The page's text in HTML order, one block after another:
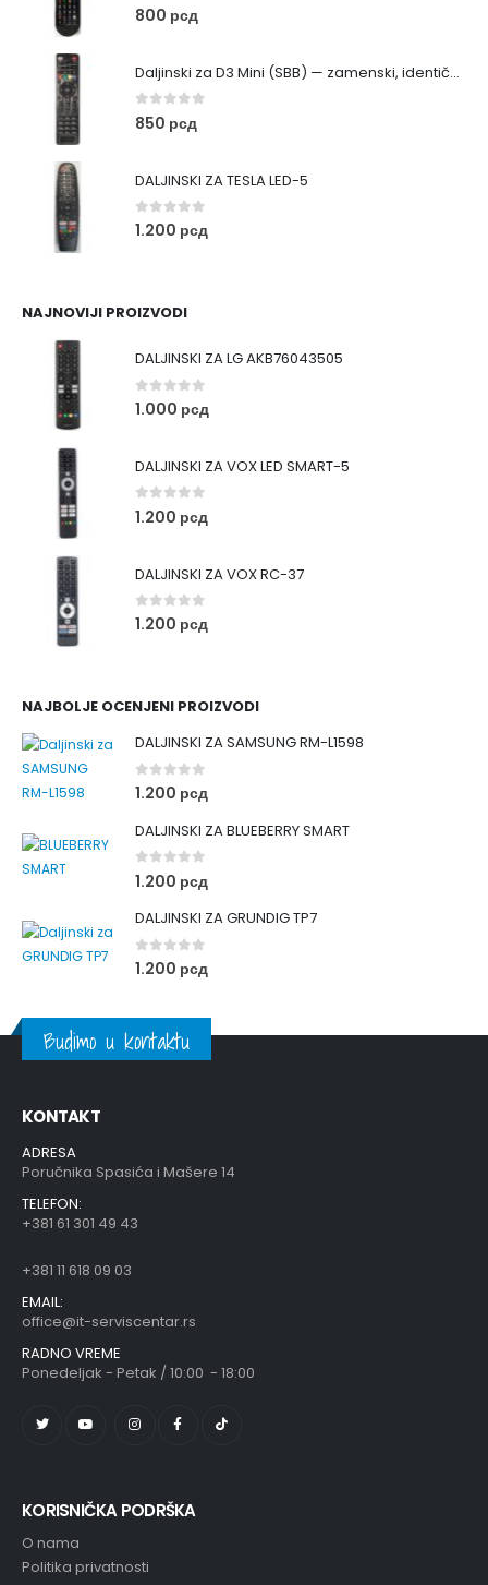
0 out of 5
800 рсд
Daljinski za D3 Mini (SBB) — zamenski, identičan originalu
0out of 5
850 рсд
DALJINSKI ZA TESLA LED-5
0 out of 5
1.200 рсд
NAJNOVIJI PROIZVODI
DALJINSKI ZA LG AKB76043505
0 out of 5
1.000 рсд
DALJINSKI ZA VOX LED SMART-5
0 out of 5
1.200 рсд
DALJINSKI ZA VOX RC-37
0 out of 5
1.200 рсд
NAJBOLJE OCENJENI PROIZVODI
DALJINSKI ZA SAMSUNG RM-L1598
0 out of 5
1.200 рсд
DALJINSKI ZA BLUEBERRY SMART
0 out of 5
1.200 рсд
DALJINSKI ZA GRUNDIG TP7
0 out of 5
1.200 рсд
Budimo u kontaktu
KONTAKT
ADRESA
Poručnika Spasića i Mašere 14
TELEFON:
+381 61 301 49 43
+381 11 618 09 03
EMAIL:
office@it-serviscentar.rs
RADNO VREME
Ponedeljak - Petak / 10:00 - 18:00
KORISNIČKA PODRŠKA
O nama
Politika privatnosti